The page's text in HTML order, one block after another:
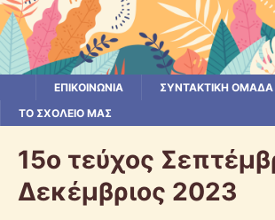
ΕΠΙΚΟΙΝΩΝΙΑ ΣΥΝΤΑΚΤΙΚΗ ΟΜΑΔΑ
ΤΟ ΣΧΟΛΕΙΟ ΜΑΣ
15ο τεύχος
Δεκέμβριος 2023